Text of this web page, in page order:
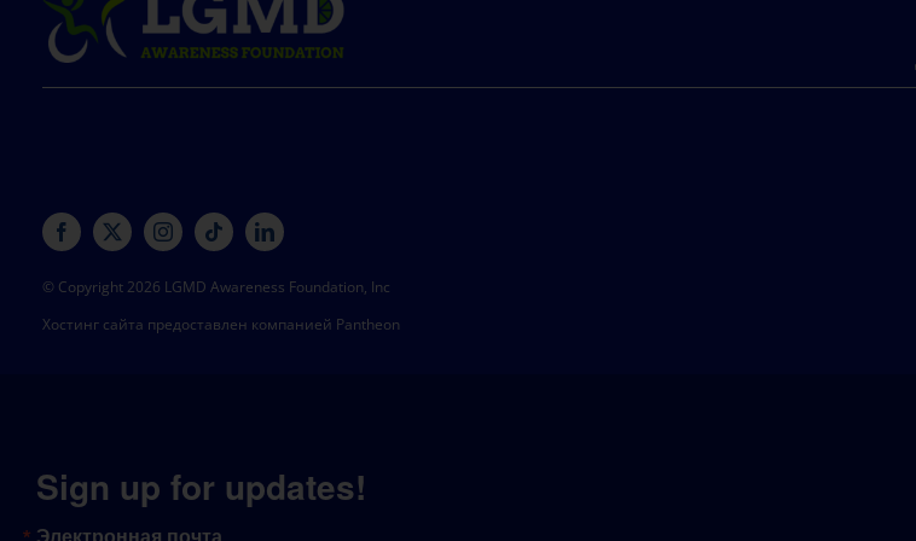
© Copyright 2026 LGMD Awareness Foundation, Inc
Хостинг сайта предоставлен компанией Pantheon
Sign up for updates!